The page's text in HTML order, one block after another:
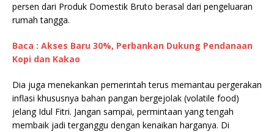
persen dari Produk Domestik Bruto berasal dari pengeluaran
rumah tangga.
Baca : Akses Baru 30%, Perbankan Dukung Pendanaan
Kopi dan Kakao
Dia juga menekankan pemerintah terus memantau pergerakan
inflasi khususnya bahan pangan bergejolak (volatile food)
jelang Idul Fitri. Jangan sampai, permintaan yang tengah
membaik jadi terganggu dengan kenaikan harganya. Di